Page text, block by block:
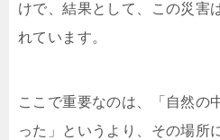
けで、結果として、この災害
れています。
ここで重要なのは、「自然の
った」というより、その場所